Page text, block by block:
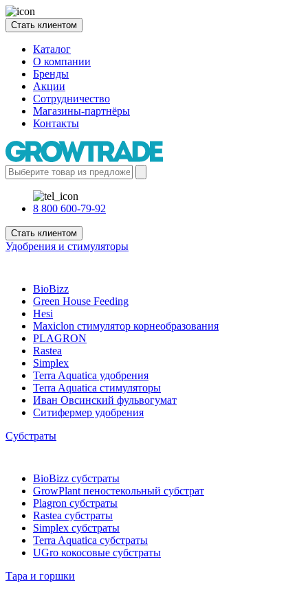
Стать клиентом
Каталог
О компании
Бренды
Акции
Сотрудничество
Магазины-партнёры
Контакты
8 800 600-79-92
Стать клиентом
Удобрения и стимуляторы
BioBizz
Green House Feeding
Hesi
Maxiclon стимулятор корнеобразования
PLAGRON
Rastea
Simplex
Terra Aquatica удобрения
Terra Aquatica стимуляторы
Иван Овсинский фульвогумат
Ситифермер удобрения
Субстраты
BioBizz cубстраты
GrowPlant пеностекольный субстрат
Plagron cубстраты
Rastea cубстраты
Simplex cубстраты
Terra Aquatica cубстраты
UGro кокосовые субстраты
Тара и горшки